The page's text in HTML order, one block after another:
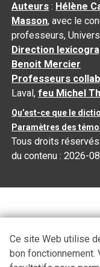
Auteurs : Hélène
Masson, avec le
professeurs,
Direction
Benoit Mercier
Professeurs
Laval,feu Michel
Qu’est-ce que le
Paramètres des
Tous droits réservés
du contenu :2026-
Ce site Web utilise
bon fonctionnement.